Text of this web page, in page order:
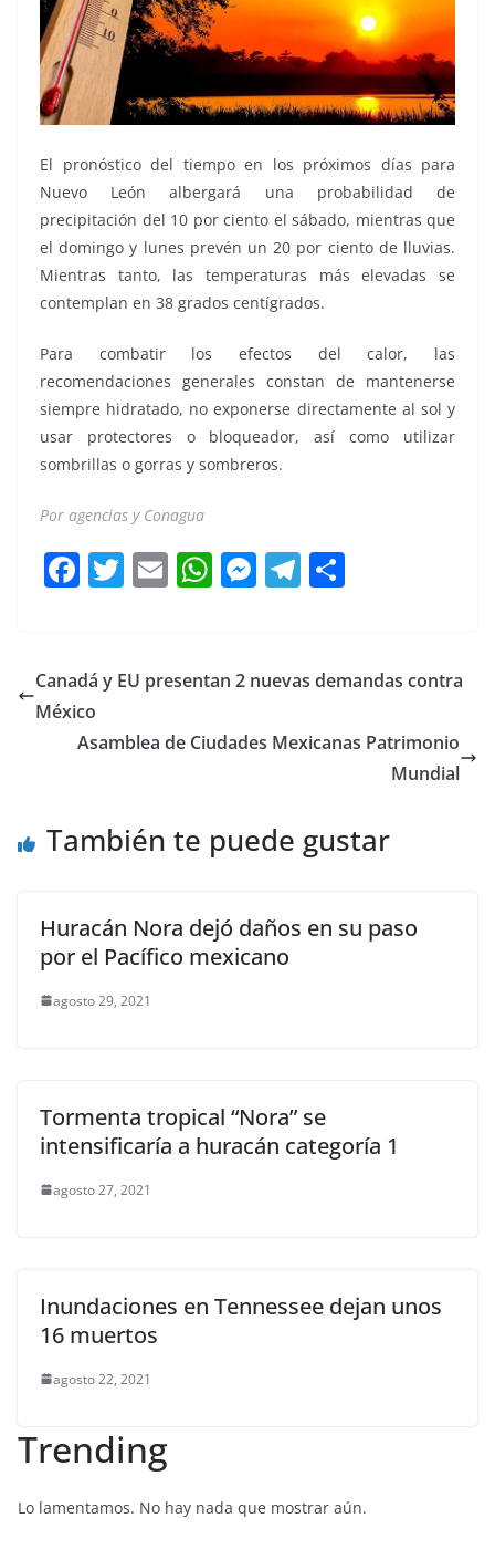
El pronóstico del tiempo en los próximos días para
Nuevo León albergará una probabilidad de
precipitación del 10 por ciento el sábado, mientras que
el domingo y lunes prevén un 20 por ciento de lluvias.
Mientras tanto, las temperaturas más elevadas se
contemplan en 38 grados centígrados.
Para combatir los efectos del calor, las
recomendaciones generales constan de mantenerse
siempre hidratado, no exponerse directamente al sol y
usar protectores o bloqueador, así como utilizar
sombrillas o gorras y sombreros.
Por agencias y Conagua
F
e
b
o
T
er
E
l
W
s
p
M
e
g
T
gr
m
p
tir
Canadá y EU presentan 2 nuevas demandas contra
México
Asamblea de Ciudades Mexicanas Patrimonio
Mundial
También te puede gustar
Huracán Nora dejó daños en su paso
por el Pacífico mexicano
agosto 29, 2021
Tormenta tropical “Nora” se
intensificaría a huracán categoría 1
agosto 27, 2021
Inundaciones en Tennessee dejan unos
16 muertos
agosto 22, 2021
Trending
Lo lamentamos. No hay nada que mostrar aún.